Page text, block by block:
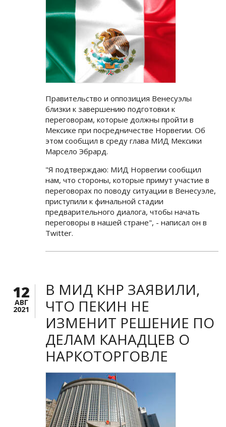
Правительство и оппозиция Венесуэлы
близки к завершению подготовки к
переговорам, которые должны пройти в
Мексике при посредничестве Норвегии. Об
этом сообщил в среду глава МИД Мексики
Марсело Эбрард.
"Я подтверждаю: МИД Норвегии сообщил
нам, что стороны, которые примут участие в
переговорах по поводу ситуации в Венесуэле,
приступили к финальной стадии
предварительного диалога, чтобы начать
переговоры в нашей стране", - написал он в
Twitter.
12
АВГ
2021
В МИД КНР ЗАЯВИЛИ,
ЧТО ПЕКИН НЕ
ИЗМЕНИТ РЕШЕНИЕ ПО
ДЕЛАМ КАНАДЦЕВ О
НАРКОТОРГОВЛЕ